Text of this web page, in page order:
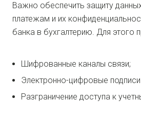
Важно обеспечить защиту
платежам и их
банка в бухгалтерию. Для этого
Шифрованные каналы связи;
Электронно-цифровые
Разграничение доступа к